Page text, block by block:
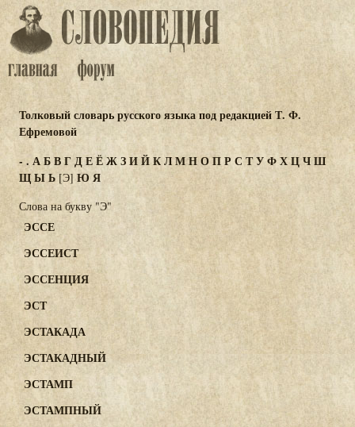
Толковый словарь русского языка под редакцией Т. Ф.
Ефремовой
- . АБВГДЕЁЖЗИЙКЛМНОПР С ТУФХЦЧШ
ЩЫЬ[Э] Ю Я
Слова на букву "Э"
ЭССЕ
ЭССЕИСТ
ЭССЕНЦИЯ
ЭСТ
ЭСТАКАДА
ЭСТАКАДНЫЙ
ЭСТАМП
ЭСТАМПНЫЙ